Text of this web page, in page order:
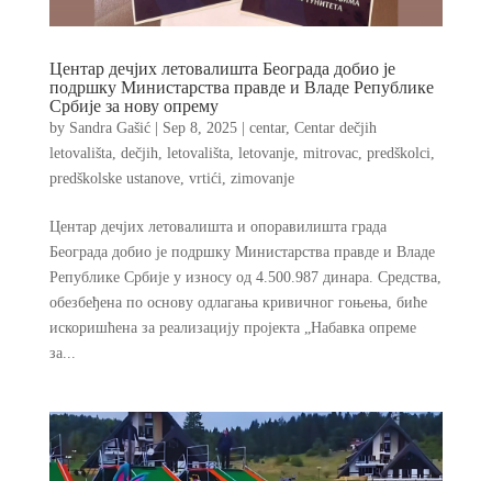
Центар дечјих летовалишта Београда добио је
подршку Министарства правде и Владе Републике
Србије за нову опрему
by Sandra Gašić| Sep 8, 2025| centar, Centar dečjih
letovališta, dečjih letovališta, letovanje, mitrovac, predškolci
predškolske ustanove, vrtići zimovanje
Центар дечјих летовалишта и опоравилишта града
Београда добио је подршку Министарства правде и Владе
Републике Србије у износу од 4.500.987 динара. Средства,
обезбеђена по основу одлагања кривичног гоњења, биће
искоришћена за реализацију пројекта „Набавка опреме
за...